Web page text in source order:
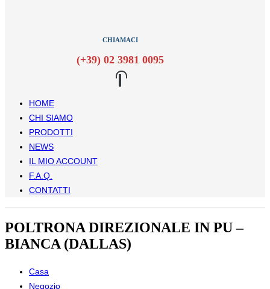
CHIAMACI
(+39) 02 3981 0095
HOME
CHI SIAMO
PRODOTTI
NEWS
IL MIO ACCOUNT
F.A.Q.
CONTATTI
POLTRONA DIREZIONALE IN PU –
BIANCA (DALLAS)
Casa
Negozio